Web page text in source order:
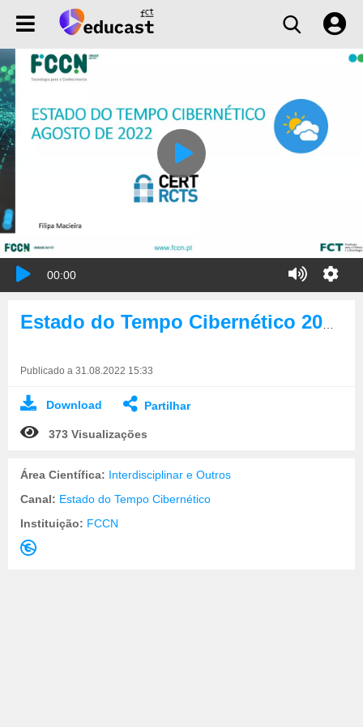
00:00
Publicado a 31.08.2022 15:33
Download Partilhar
373 Visualizações
Área Científica: Interdisciplinar e Outros
Canal: Estado do Tempo Cibernético
Instituição: FCCN